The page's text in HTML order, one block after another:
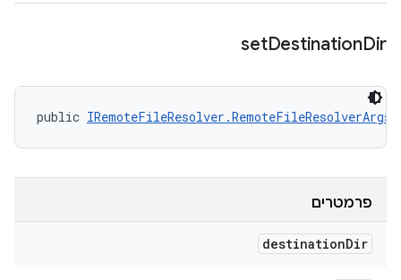
setDestinationDir
public IRemoteFileResolver.RemoteFileResolverArgs
פרמטרים
destinationDir